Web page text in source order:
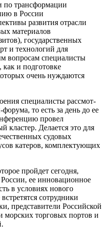
по трансформации
в России
развития отрасли
материалов
государственных
и технологий для
вопросам специалисты
и подготовке
очень нуждаются
специалисты рассмот­
то есть за день до ее
провел
Делается это для
судовых
катеров, комплектующих
пройдет сегодня,
России, ее инновационное
в условиях нового
сотрудники
представители Российской
морских торговых портов и